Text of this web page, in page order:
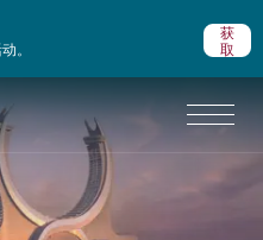
。
获
取